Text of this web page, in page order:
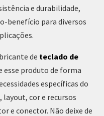
e durabilidade,
benefício para diversos
de teclado de
esse produto de forma
específicas do
cor e recursos
e conector. Não deixe de